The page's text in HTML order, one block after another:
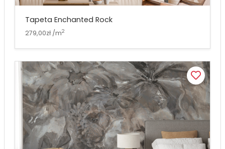
Tapeta Enchanted Rock
279,00zł /m2